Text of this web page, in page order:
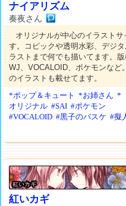
ナイアリズム
奏夜さん
オリジナルが中心のイラストサ
す。コピックや透明水彩、デジタ
ラストまで何でも描いてます。版
WJ、VOCALOID、ポケモンなど
のイラストも載せてます。
*ポップ＆キュート
*お姉さん *
オリジナル #SAI #ポケモン
#VOCALOID #黒子のバスケ #擬
紅いカギ